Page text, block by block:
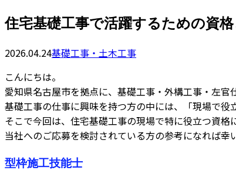
住宅基礎工事で活躍するための資
2026.04.24基礎工事・土木工事
こんにちは。
愛知県名古屋市を拠点に、基礎工事・外構工事・左官
基礎工事の仕事に興味を持つ方の中には、「現場で役
そこで今回は、住宅基礎工事の現場で特に役立つ資格
当社へのご応募を検討されている方の参考になれば幸
型枠施工技能士